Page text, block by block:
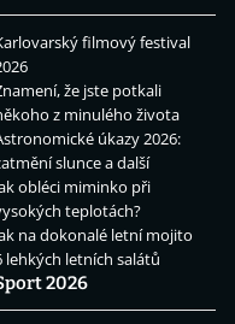
filmový festival
že jste potkali
z minulého života
úkazy 2026:
slunce a další
obléci miminko při
teplotách?
na dokonalé letní mojito
lehkých letních salátů
2026